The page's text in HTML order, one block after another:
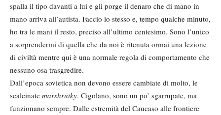
spalla il tipo davanti a lui e gli porge il denaro che di mano in
mano arriva all’autista. Faccio lo stesso e, tempo qualche minuto,
ho tra le mani il resto, preciso all’ultimo centesimo. Sono l’unico
a sorprendermi di quella che da noi è ritenuta ormai una lezione
di civiltà mentre qui è una normale regola di comportamento che
nessuno osa trasgredire.
Dall’epoca sovietica non devono essere cambiate di molto, le
scalcinate marshrutky. Cigolano, sono un po’ sgarrupate, ma
funzionano sempre. Dalle estremità del Caucaso alle frontiere